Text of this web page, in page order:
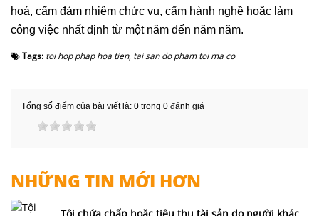
hoá, cấm đảm nhiệm chức vụ, cấm hành nghề hoặc làm
công việc nhất định từ một năm đến năm năm.
Tags: toi hop phap hoa tien, tai san do pham toi ma co
Tổng số điểm của bài viết là: 0 trong 0 đánh giá
NHỮNG TIN MỚI HƠN